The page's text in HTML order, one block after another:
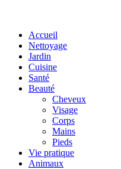
Accueil
Nettoyage
Jardin
Cuisine
Santé
Beauté
Cheveux
Visage
Corps
Mains
Pieds
Vie pratique
Animaux